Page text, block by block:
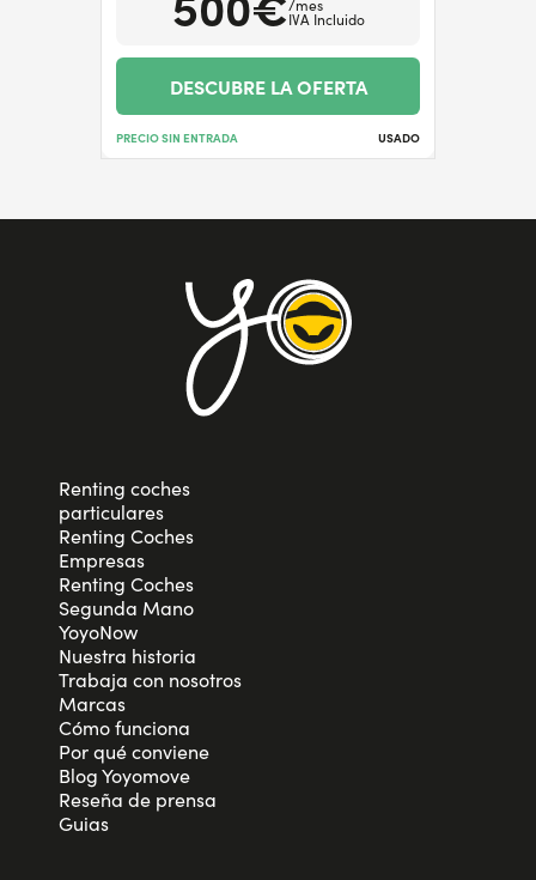
/mes
IVA Incluido
DESCUBRE LA OFERTA
PRECIO SIN ENTRADA USADO
Renting coches
particulares
Renting Coches
Empresas
Renting Coches
Segunda Mano
YoyoNow
Nuestra historia
Trabaja con nosotros
Marcas
Cómo funciona
Por qué conviene
Blog Yoyomove
Reseña de prensa
Guias